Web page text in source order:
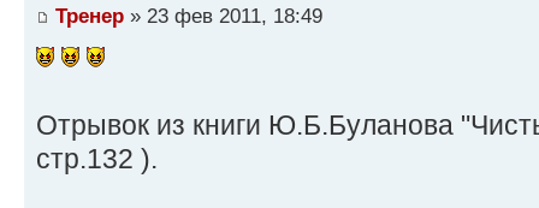
Тренер » 23 фев 2011, 18:49
Отрывок из книги Ю.Б.Буланова
стр.132 ).